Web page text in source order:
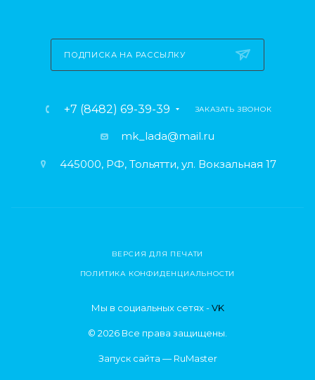
ПОДПИСКА НА РАССЫЛКУ
+7 (8482) 69-39-39 ЗАКАЗАТЬ ЗВОНОК
mk_lada@mail.ru
445000, РФ, Тольятти, ул. Вокзальная 17
ВЕРСИЯ ДЛЯ ПЕЧАТИ
ПОЛИТИКА КОНФИДЕНЦИАЛЬНОСТИ
Мы в социальных сетях -VK
© 2026 Все права защищены.
Запуск сайта — RuMaster